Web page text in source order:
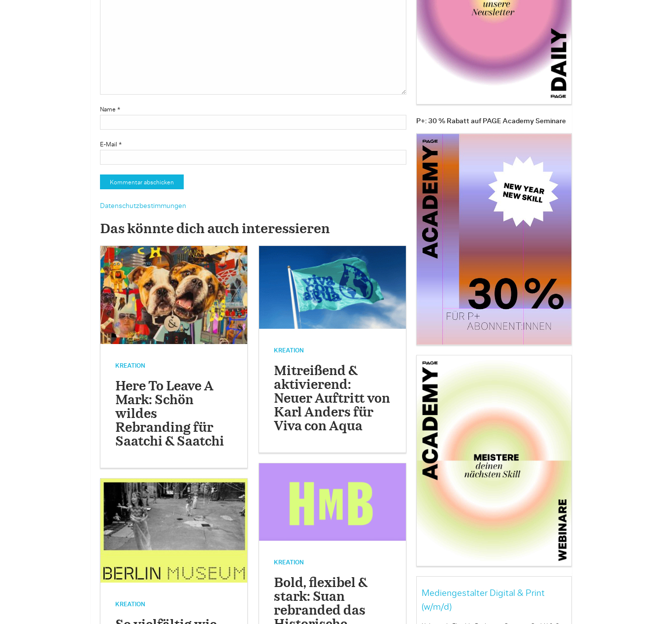
Name *
E-Mail *
Datenschutzbestimmungen
Das könnte dich auch interessieren
KREATION
Here To Leave A
Mark: Schön
wildes
Rebranding für
Saatchi & Saatchi
KREATION
Mitreißend &
aktivierend:
Neuer Auftritt von
Karl Anders für
Viva con Aqua
KREATION
KREATION
Bold, flexibel &
stark: Suan
rebranded das
P+: 30 % Rabatt auf PAGE Academy Seminare
Mediengestalter Digital & Print
(w/m/d)